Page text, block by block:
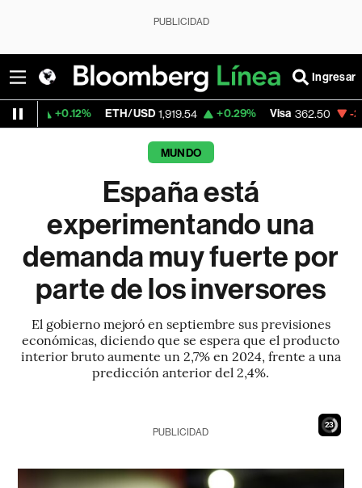
PUBLICIDAD
Ingresar
ETH/USD 1,919.54 +0.29% Visa 362.50 -2.15%
MUNDO
España está
experimentando una
demanda muy fuerte por
parte de los inversores
El gobierno mejoró en septiembre sus previsiones
económicas, diciendo que se espera que el producto
interior bruto aumente un 2,7% en 2024, frente a una
predicción anterior del 2,4%.
22
PUBLICIDAD